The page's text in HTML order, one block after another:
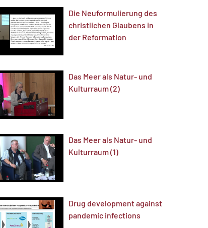
Die Neuformulierung des
christlichen Glaubens in
der Reformation
Das Meer als Natur- und
Kulturraum (2)
Das Meer als Natur- und
Kulturraum (1)
Drug development against
pandemic infections